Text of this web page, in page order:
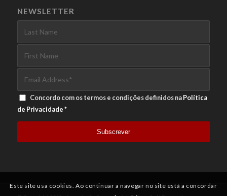
NEWSLETTER
Concordo com os termos e condições definidos naPolítica
de Privacidade*
Este site usa cookies. Ao continuar a navegar no site está a concordar